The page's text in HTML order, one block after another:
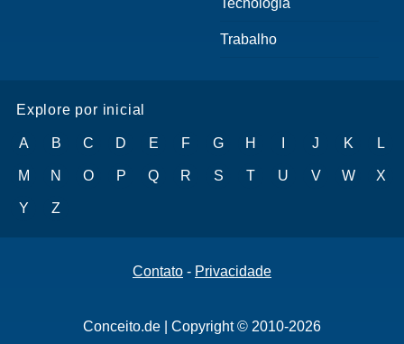
Tecnologia
Trabalho
Explore por inicial
A B C D E F G H J K L
M N O P Q R S T U V W X
Y Z
Contato - Privacidade
Conceito.de | Copyright © 2010-2026